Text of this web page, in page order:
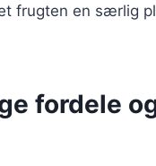
frugten en særlig
fordele